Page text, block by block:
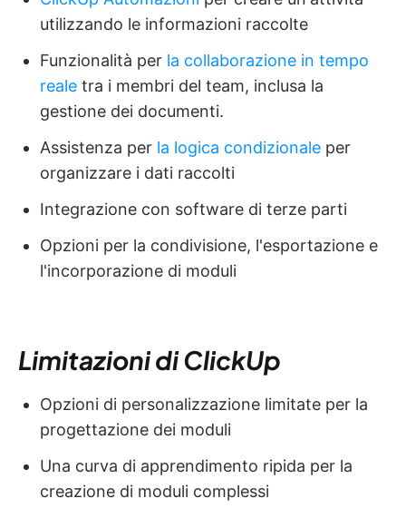
utilizzando le informazioni raccolte
Funzionalità per la collaborazione in tempo
reale tra i membri del team, inclusa la
gestione dei documenti.
Assistenza per la logica condizionale per
organizzare i dati raccolti
Integrazione con software di terze parti
Opzioni per la condivisione, l'esportazione e
l'incorporazione di moduli
Limitazioni di ClickUp
Opzioni di personalizzazione limitate per la
progettazione dei moduli
Una curva di apprendimento ripida per la
creazione di moduli complessi